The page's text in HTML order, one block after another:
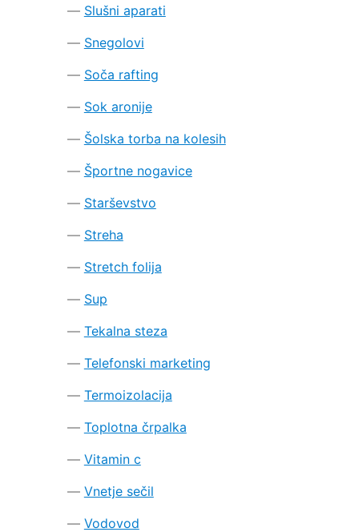
Slušni aparati
Snegolovi
Soča rafting
Sok aronije
Šolska torba na kolesih
Športne nogavice
Starševstvo
Streha
Stretch folija
Sup
Tekalna steza
Telefonski marketing
Termoizolacija
Toplotna črpalka
Vitamin c
Vnetje sečil
Vodovod